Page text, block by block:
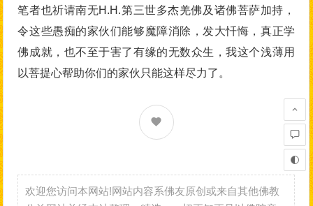
笔者也祈请南无H.H.第三世多杰羌佛及诸佛菩萨加持，
令这些愚痴的家伙们能够魔障消除，发大忏悔，真正学
佛成就，也不至于害了有缘的无数众生，我这个浅薄用
以菩提心帮助你们的家伙只能这样尽力了。
欢迎您访问本网站!网站内容系佛友原创或来自其他佛教